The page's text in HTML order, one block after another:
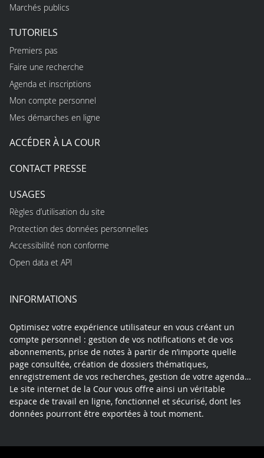
Marchés publics
TUTORIELS
Premiers pas
Faire une recherche
Agenda et inscriptions
Mon compte personnel
Mes démarches en ligne
ACCÉDER À LA COUR
CONTACT PRESSE
USAGES
Règles d’utilisation du site
Protection des données personnelles
Accessibilité non conforme
Open data et API
INFORMATIONS
Optimisez votre expérience utilisateur en vous créant un
compte personnel : gestion de vos notifications et de vos
abonnements, prise de notes à partir de n’importe quelle
page consultée, création de dossiers thématiques,
enregistrement de vos recherches, gestion de votre agenda…
Le site internet de la Cour vous offre ainsi un véritable
espace de travail en ligne, fonctionnel et sécurisé, dont les
données pourront être exportées à tout moment.